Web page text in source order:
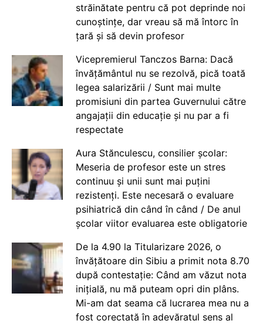
străinătate pentru că pot deprinde noi
cunoștințe, dar vreau să mă întorc în
țară și să devin profesor
Vicepremierul Tanczos Barna: Dacă
învățământul nu se rezolvă, pică toată
legea salarizării / Sunt mai multe
promisiuni din partea Guvernului către
angajații din educație și nu par a fi
respectate
Aura Stănculescu, consilier școlar:
Meseria de profesor este un stres
continuu și unii sunt mai puțini
rezistenți. Este necesară o evaluare
psihiatrică din când în când / De anul
școlar viitor evaluarea este obligatorie
De la 4.90 la Titularizare 2026, o
învățătoare din Sibiu a primit nota 8.70
după contestație: Când am văzut nota
inițială, nu mă puteam opri din plâns.
Mi-am dat seama că lucrarea mea nu a
fost corectată în adevăratul sens al